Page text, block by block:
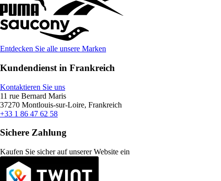
Entdecken Sie alle unsere Marken
Kundendienst in Frankreich
Kontaktieren Sie uns
11 rue Bernard Maris
37270 Montlouis-sur-Loire, Frankreich
+33 1 86 47 62 58
Sichere Zahlung
Kaufen Sie sicher auf unserer Website ein